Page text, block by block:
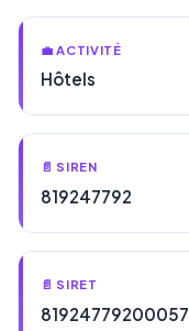
💼 ACTIVITÉ
Hôtels
📄 SIREN
819247792
📄 SIRET
81924779200057